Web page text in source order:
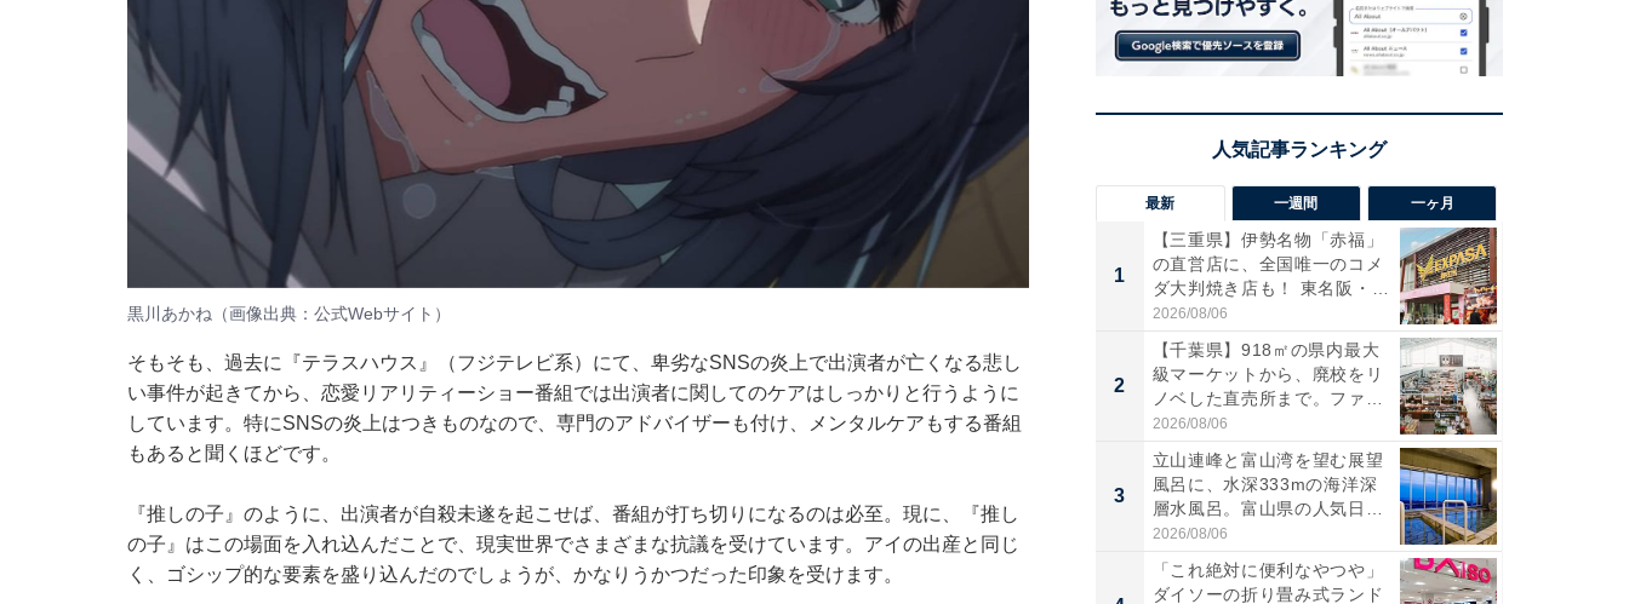
黒川あかね（画像出典： 公式Webサイト ）
そもそも、過去に『テラスハウス』（フジテレビ系）にて、卑劣なSNSの炎上で出演者が亡くなる悲し
い事件が起きてから、恋愛リアリティーショー番組では出演者に関してのケアはしっかりと行うように
しています。特にSNSの炎上はつきものなので、専門のアドバイザーも付け、メンタルケアもする番組
もあると聞くほどです。
『推しの子』のように、出演者が自殺未遂を起こせば、番組が打ち切りになるのは必至。現に、『推し
の子』はこの場面を入れ込んだことで、現実世界でさまざまな抗議を受けています。アイの出産と同じ
く、ゴシップ的な要素を盛り込んだのでしょうが、かなりうかつだった印象を受けます。
最新 一週間 一ヶ月
1
【三重県】伊勢名物「赤福」
の直営店に、全国唯一のコメ
ダ大判焼き店も！ 東名阪・
伊...
2026/08/06
2
【千葉県】918㎡の県内最大
級マーケットから、廃校をリ
ノベした直売所まで。ファ
ー...
2026/08/06
3
立山連峰と富山湾を望む展望
風呂に、水深333mの海洋深
層水風呂。富山県の人気日
帰...
2026/08/06
「これ絶対に便利なやつや」
ダイソーの折り畳み式ランド